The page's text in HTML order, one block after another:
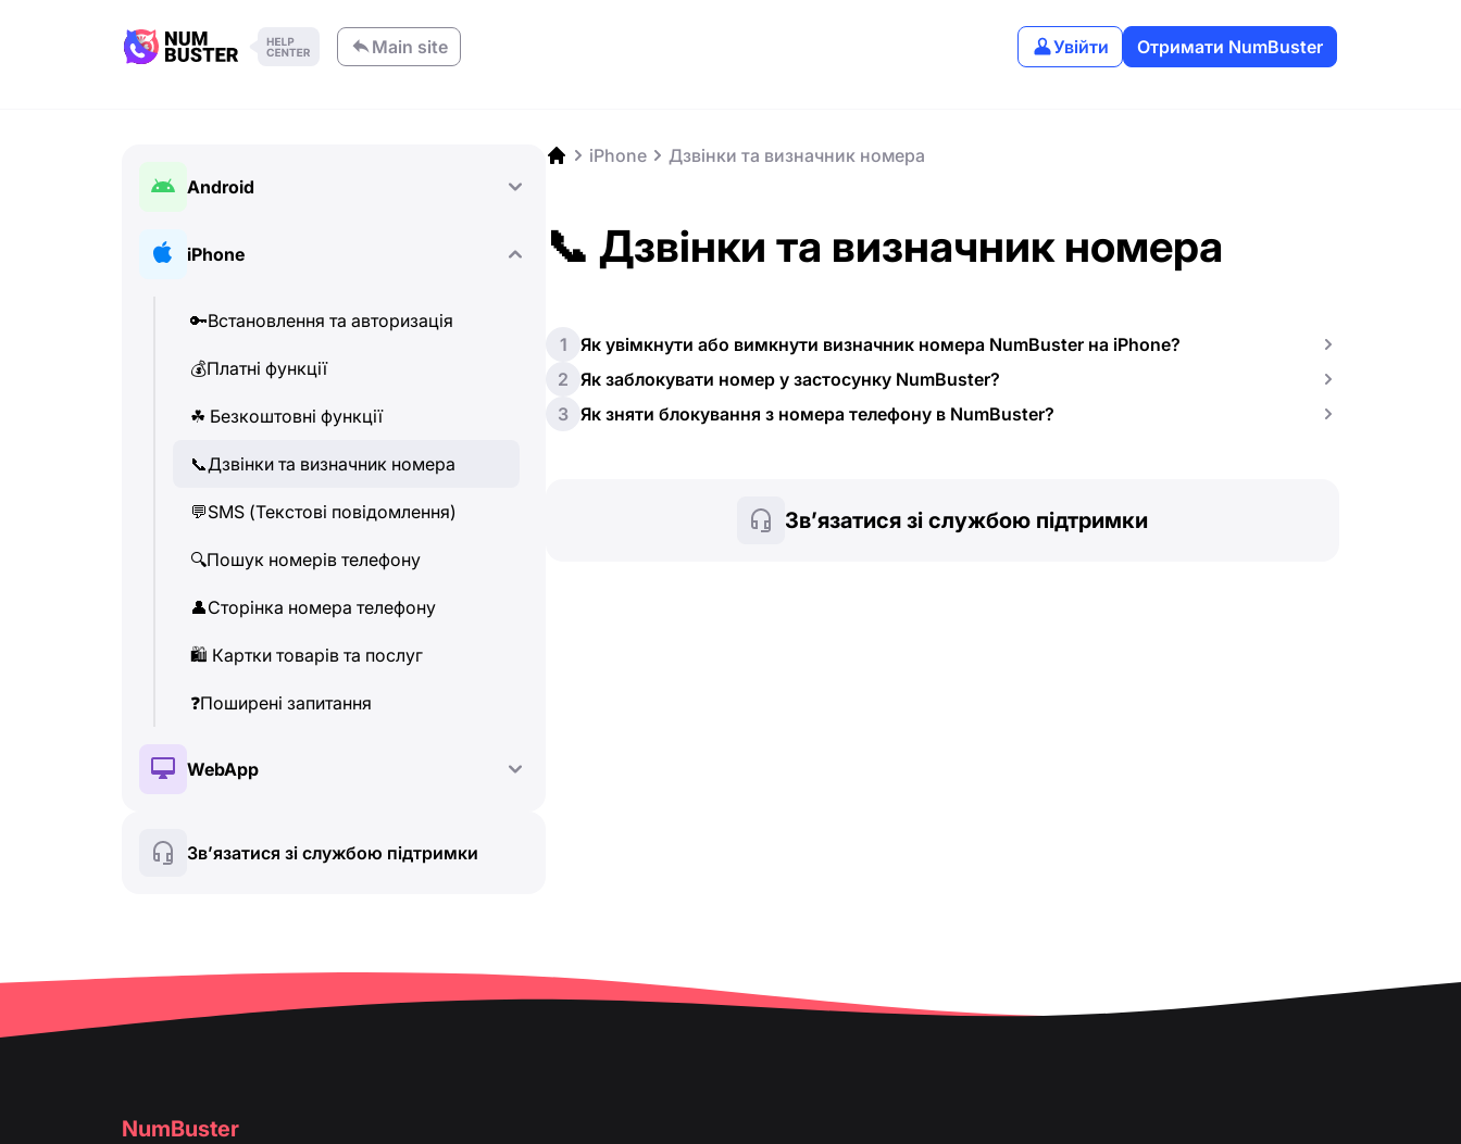
Main site Увійти Отримати NumBuster
Android
🔑
iPhone
🔑Встановлення та авторизація
💰Платні функції
☘ ️ Безкоштовні функції
📞Дзвінки та визначник номера
💬SMS (Текстові повідомлення)
🔍Пошук номерів телефону
👤Сторінка номера телефону
🛍 ️ Картки товарів та послуг
❓Поширені запитання
WebApp
🔍Пошук номерів телефону
👤Сторінка номера телефону
Зв’язатися зі службою підтримки
iPhone Дзвінки та визначник номера
📞 Дзвінки та визначник номера
1
Як увімкнути або вимкнути визначник номера NumBuster на iPhone?
2 Як заблокувати номер у застосунку NumBuster?
3 Як зняти блокування з номера телефону в NumBuster?
Зв’язатися зі службою підтримки
NumBuster